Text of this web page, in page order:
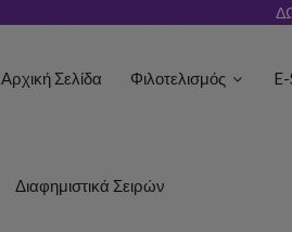
Αρχική Σελίδα Φιλοτελισμός
Διαφημιστικά Σειρών